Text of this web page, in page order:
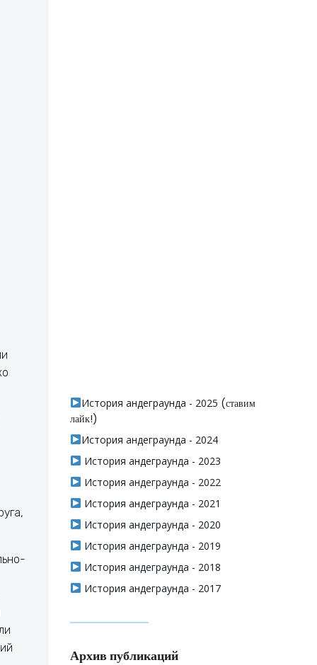
История андеграунда - 2025 (ставим
лайк!)
История андеграунда - 2024
История андеграунда - 2023
История андеграунда - 2022
История андеграунда - 2021
История андеграунда - 2020
История андеграунда - 2019
История андеграунда - 2018
История андеграунда - 2017
Архив публикаций